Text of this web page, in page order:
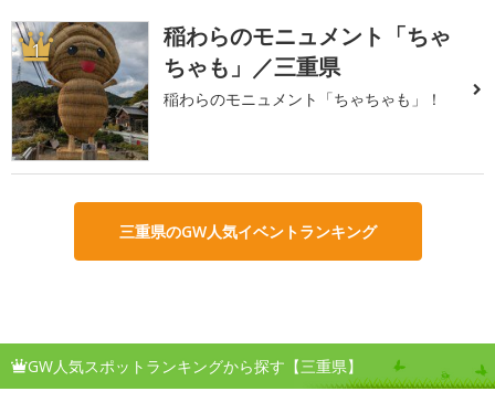
1
稲わらのモニュメント「ちゃ
ちゃも」／三重県
稲わらのモニュメント「ちゃちゃも」！
三重県のGW人気イベントランキング
GW人気スポットランキングから探す【三重県】